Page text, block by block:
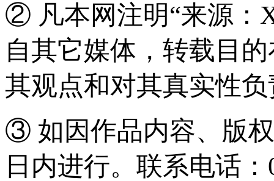
② 凡本网注明“来源：
自其它媒体，转载目
其观点和对其真实性
③ 如因作品内容、版
日内进行。联系电话：